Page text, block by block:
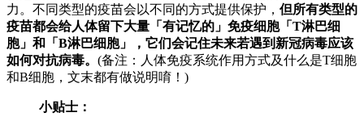
力。不同类型的疫苗会以不同的方式提供保护， 但所有类型的
疫苗都会给人体留下大量「有记忆的」免疫细胞「T淋巴细
胞」和「B淋巴细胞」，它们会记住未来若遇到新冠病毒应该
如何对抗病毒。 (备注：人体免疫系统作用方式及什么是T细胞
和B细胞，文末都有做说明唷！)
小贴士：